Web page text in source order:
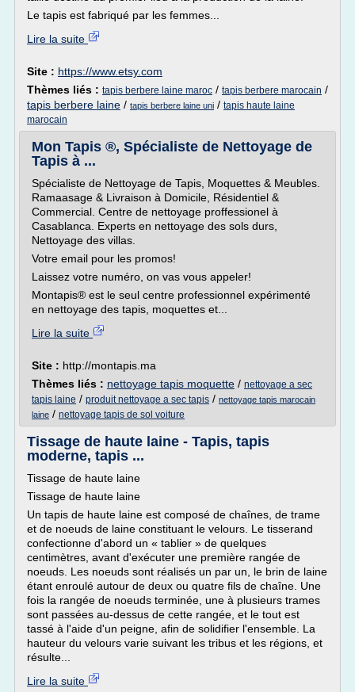
Le tapis est fabriqué par les femmes...
Lire la suite
Site : https://www.etsy.com
Thèmes liés : tapis berbere laine maroc / tapis berbere marocain /
tapis berbere laine / tapis berbere laine uni / tapis haute laine
marocain
Mon Tapis ®, Spécialiste de Nettoyage de
Tapis à ...
Spécialiste de Nettoyage de Tapis, Moquettes & Meubles.
Ramaasage & Livraison à Domicile, Résidentiel &
Commercial. Centre de nettoyage proffessionel à
Casablanca. Experts en nettoyage des sols durs,
Nettoyage des villas.
Votre email pour les promos!
Laissez votre numéro, on vas vous appeler!
Montapis® est le seul centre professionnel expérimenté
en nettoyage des tapis, moquettes et...
Lire la suite
Site : http://montapis.ma
Thèmes liés : nettoyage tapis moquette / nettoyage a sec
tapis laine / produit nettoyage a sec tapis / nettoyage tapis marocain
laine / nettoyage tapis de sol voiture
Tissage de haute laine - Tapis, tapis
moderne, tapis ...
Tissage de haute laine
Tissage de haute laine
Un tapis de haute laine est composé de chaînes, de trame
et de noeuds de laine constituant le velours. Le tisserand
confectionne d'abord un « tablier » de quelques
centimètres, avant d'exécuter une première rangée de
noeuds. Les noeuds sont réalisés un par un, le brin de laine
étant enroulé autour de deux ou quatre fils de chaîne. Une
fois la rangée de noeuds terminée, une à plusieurs trames
sont passées au-dessus de cette rangée, et le tout est
tassé à l'aide d'un peigne, afin de solidifier l'ensemble. La
hauteur du velours varie suivant les tribus et les régions, et
résulte...
Lire la suite